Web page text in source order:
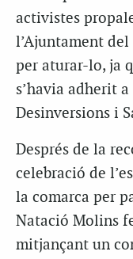
activistes
l’Ajuntament
per aturar-lo, ja
s’havia adherit
Desinversions i
Després de la
celebració de
la comarca per
Natació Molins
mitjançant un